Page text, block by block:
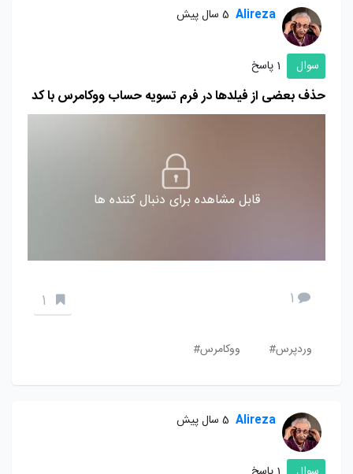
Alireza 5 سال پیش
سوال 1 پاسخ
حذف بعضی از فیلدها در فرم تسویه حساب ووکامرس با کد
قابل مشاهده برای دنبال کننده ها
1
1
وردپرس# ووکامرس#
Alireza 5 سال پیش